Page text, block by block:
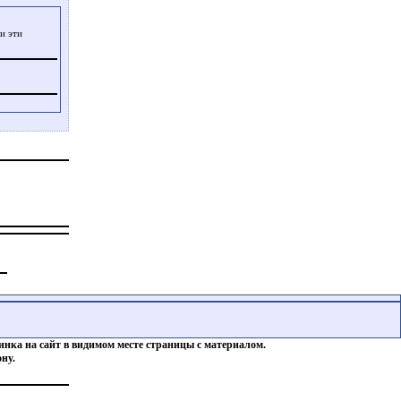
эти
на сайт в видимом месте страницы с материалом.